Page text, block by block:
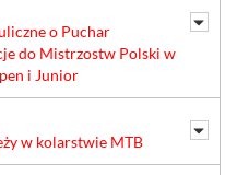
o Puchar
do Mistrzostw Polski w
i Junior
w kolarstwie MTB